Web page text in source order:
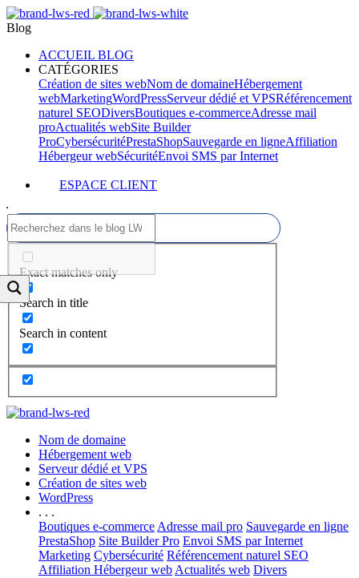
Blog
ACCUEIL BLOG
CATÉGORIES
Création de sites webNom de domaineHébergement
webMarketingWordPressServeur dédié et VPSRéférencement
naturel SEODiversBoutiques e-commerceAdresse mail
proActualités webSite Builder
ProCybersécuritéPrestaShopSauvegarde en ligneAffiliation
Hébergeur webSécuritéEnvoi SMS par Internet
ESPACE CLIENT
Exact matches only
Search in title
Search in content
Nom de domaine
Hébergement web
Serveur dédié et VPS
Création de sites web
WordPress
. . .
Boutiques e-commerce Adresse mail pro Sauvegarde en ligne
PrestaShop Site Builder Pro Envoi SMS par Internet
Marketing Cybersécurité Référencement naturel SEO
Affiliation Hébergeur web Actualités web Divers